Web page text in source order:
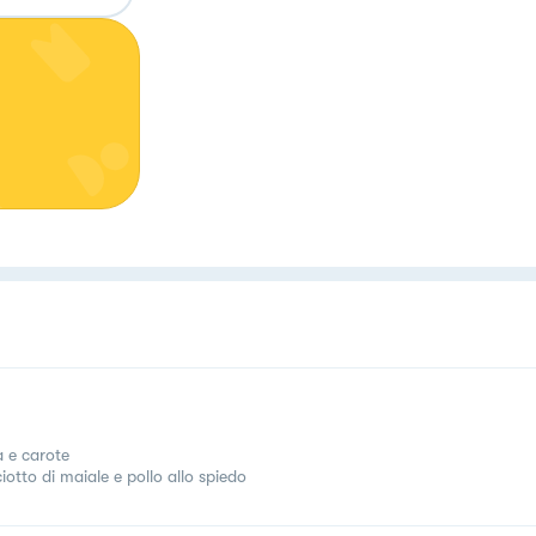
e carote
di maiale e pollo allo spiedo